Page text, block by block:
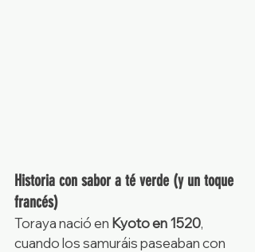
Historia con sabor a té verde (y un toque
francés)
Toraya nació en Kyoto en 1520,
cuando los samuráis paseaban con